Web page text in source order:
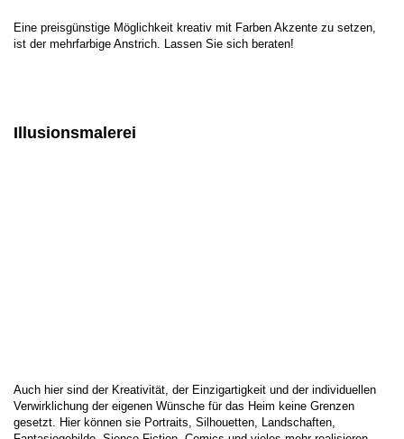
Eine preisgünstige Möglichkeit kreativ mit Farben Akzente zu setzen,
ist der mehrfarbige Anstrich. Lassen Sie sich beraten!
I llusionsmalerei
Auch hier sind der Kreativität, der Einzigartigkeit und der individuellen
Verwirklichung der eigenen Wünsche für das Heim keine Grenzen
gesetzt. Hier können sie Portraits, Silhouetten, Landschaften,